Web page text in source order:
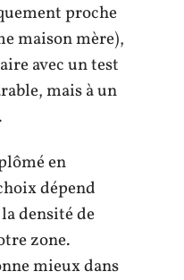
proche
maison mère),
avec un test
mais à un
en
dépend
densité de
zone.
mieux dans